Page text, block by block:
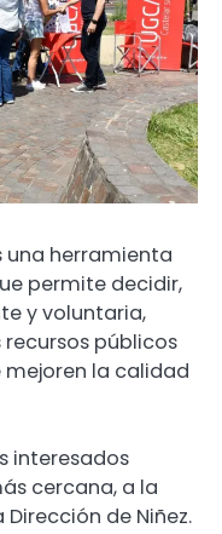
una herramienta
permite decidir,
y voluntaria,
públicos
la calidad
interesados
cercana, a la
de Niñez.